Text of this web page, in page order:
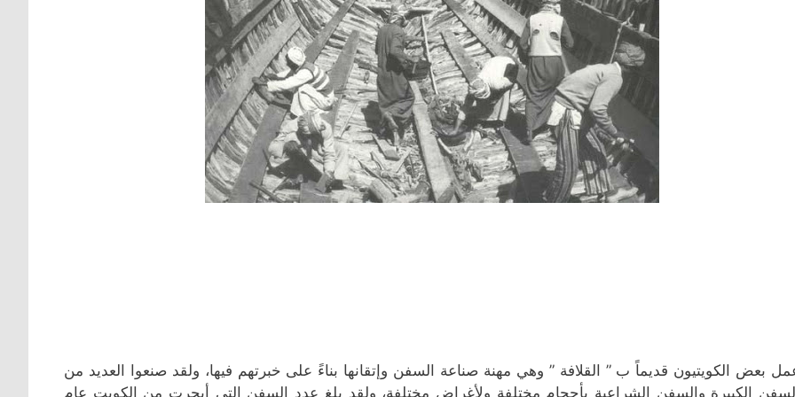
بعض الكويتيون قديماً ب ” القلافة ” وهي مهنة صناعة السفن وإتقانها بناءً على خبرتهم فيها، ولقد صنعوا العديد من
الكبيرة والسفن الشراعية بأحجام مختلفة ولأغراض مختلفة، ولقد بلغ عدد السفن التي أبحرت من الكويت عام